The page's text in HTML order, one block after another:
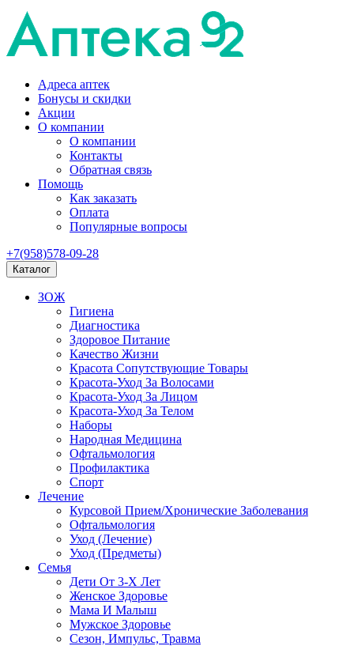
Адреса аптек
Бонусы и скидки
Акции
О компании
О компании
Контакты
Обратная связь
Помощь
Как заказать
Оплата
Популярные вопросы
+7(958)578-09-28
Каталог
ЗОЖ
Гигиена
Диагностика
Здоровое Питание
Качество Жизни
Красота Сопутствующие Товары
Красота-Уход За Волосами
Красота-Уход За Лицом
Красота-Уход За Телом
Наборы
Народная Медицина
Офтальмология
Профилактика
Спорт
Лечение
Курсовой Прием/Хронические Заболевания
Офтальмология
Уход (Лечение)
Уход (Предметы)
Семья
Дети От 3-Х Лет
Женское Здоровье
Мама И Малыш
Мужское Здоровье
Сезон, Импульс, Травма